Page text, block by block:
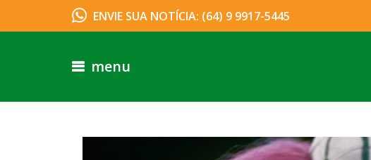
ENVIE SUA NOTÍCIA: (64) 9 9917-5445
menu